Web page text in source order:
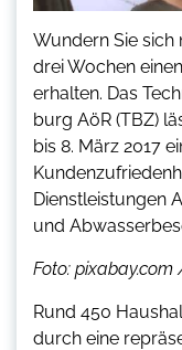
Wundern Sie sich
drei Wochen
erhalten. Das
burg AöR (TBZ)
bis 8. März 2017
Dienstleistungen
und
Foto:
Rund 450
durch eine